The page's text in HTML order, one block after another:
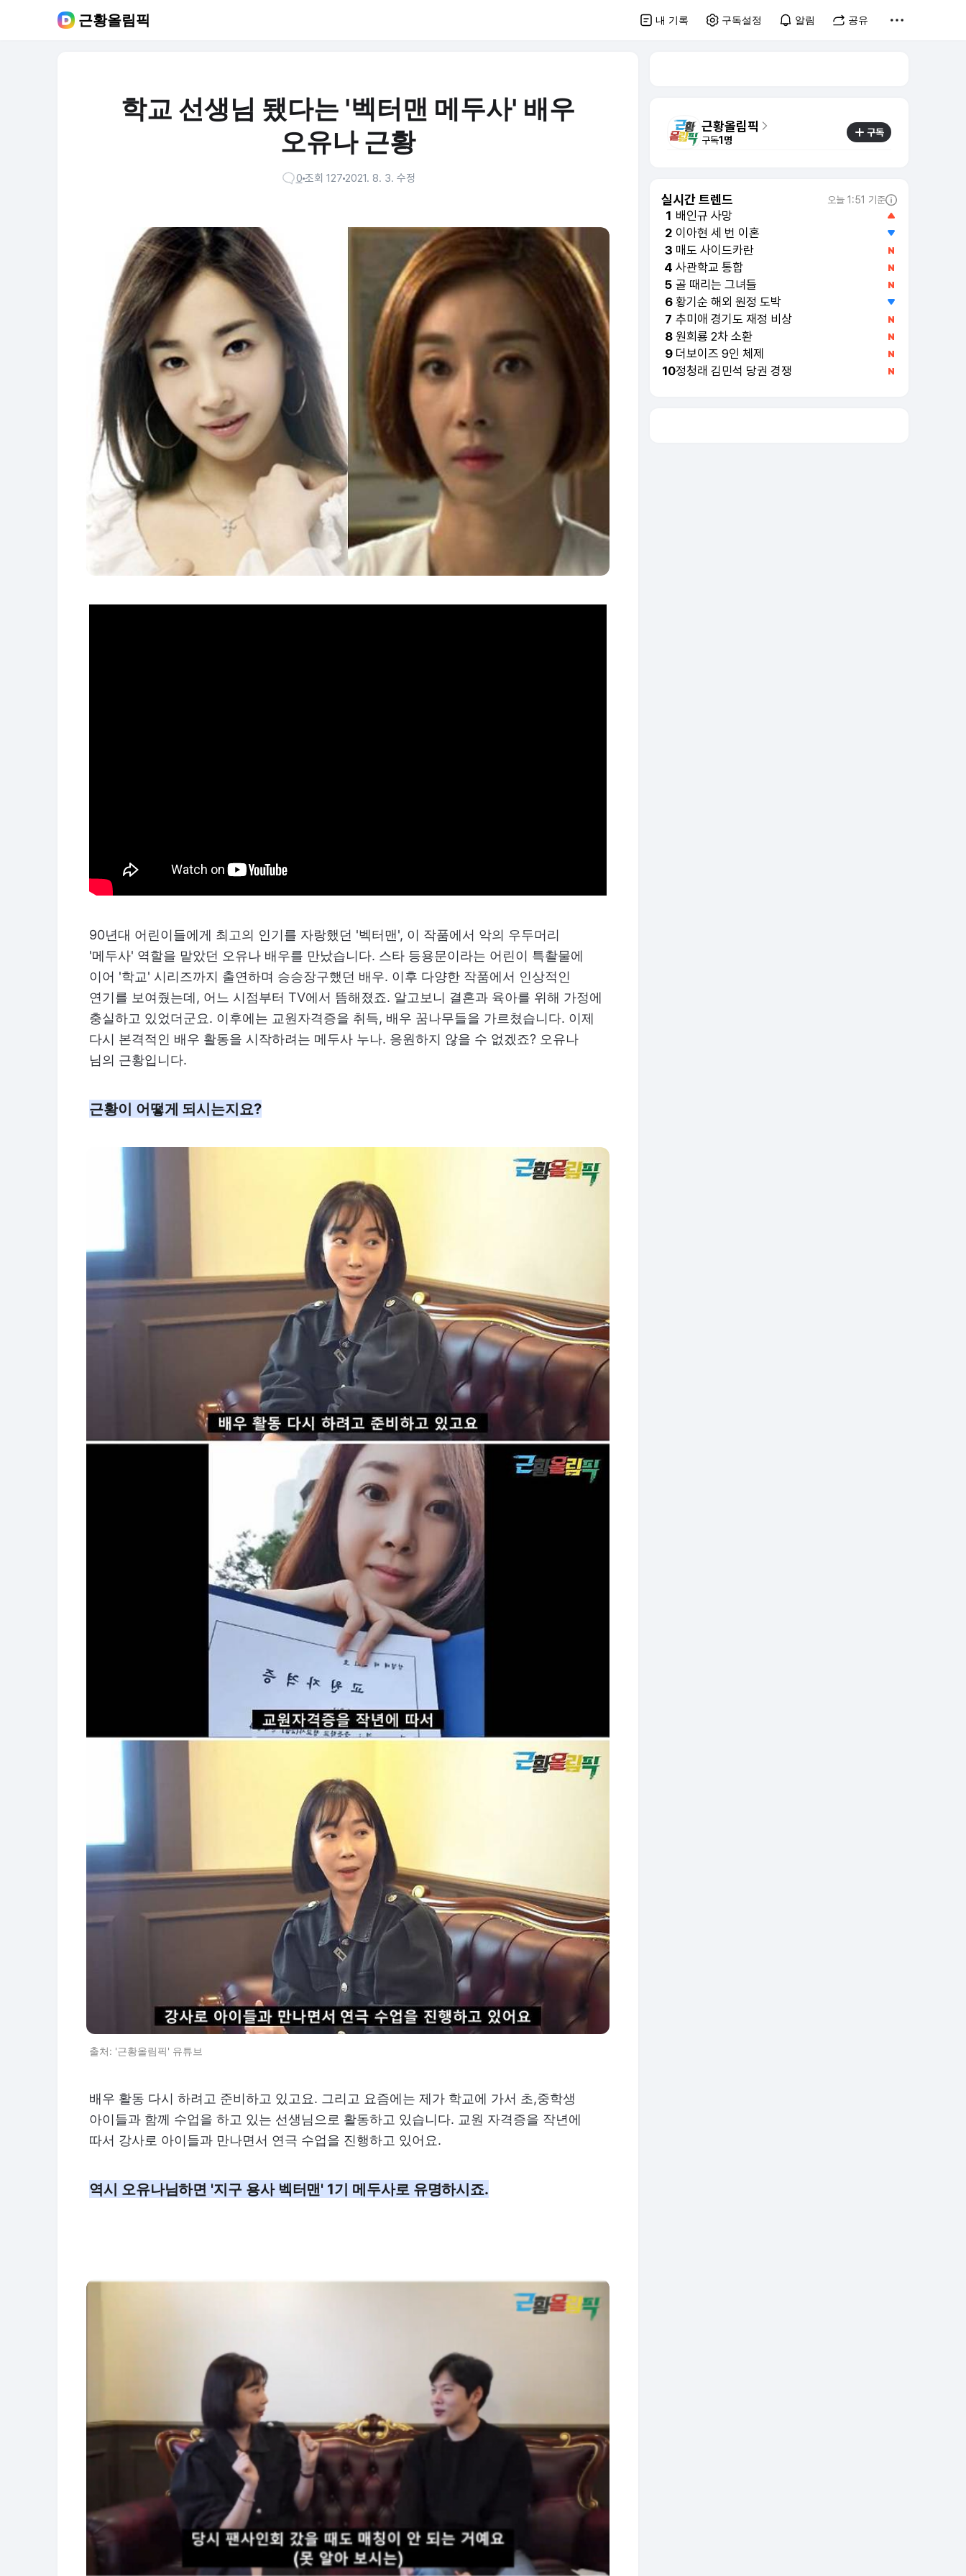
근황올림픽 내 기록 구독설정 알림 공유
학교 선생님 됐다는 '벡터맨 메두사' 배우
오유나 근황
0조회 1272021. 8. 3. 수정
90년대 어린이들에게 최고의 인기를 자랑했던 '벡터맨', 이 작품에서 악의 우두머리
'메두사' 역할을 맡았던 오유나 배우를 만났습니다. 스타 등용문이라는 어린이 특촬물에
이어 '학교' 시리즈까지 출연하며 승승장구했던 배우. 이후 다양한 작품에서 인상적인
연기를 보여줬는데, 어느 시점부터 TV에서 뜸해졌죠. 알고보니 결혼과 육아를 위해 가정에
충실하고 있었더군요. 이후에는 교원자격증을 취득, 배우 꿈나무들을 가르쳤습니다. 이제
다시 본격적인 배우 활동을 시작하려는 메두사 누나. 응원하지 않을 수 없겠죠? 오유나
님의 근황입니다.
근황이 어떻게 되시는지요?
출처: '근황올림픽' 유튜브
배우 활동 다시 하려고 준비하고 있고요. 그리고 요즘에는 제가 학교에 가서 초,중학생
아이들과 함께 수업을 하고 있는 선생님으로 활동하고 있습니다. 교원 자격증을 작년에
따서 강사로 아이들과 만나면서 연극 수업을 진행하고 있어요.
역시 오유나님하면 '지구 용사 벡터맨' 1기 메두사로 유명하시죠.
근황올림픽
구독1명
구독
실시간 트렌드 오늘 1:51 기준
1 배인규 사망
2 이아현 세 번 이혼
4 사관학교 통합
5 골 때리는 그녀들
6 황기순 해외 원정 도박
7 추미애 경기도 재정 비상
8 원희룡 2차 소환
9 더보이즈 9인 체제
10정청래 김민석 당권 경쟁